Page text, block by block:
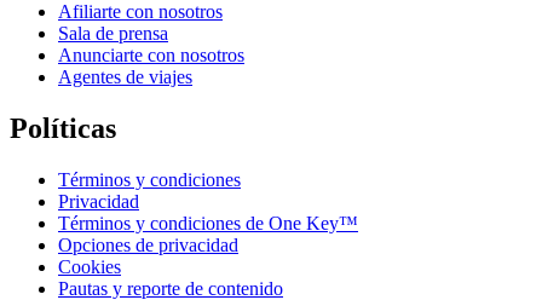
Afiliarte con nosotros
Sala de prensa
Anunciarte con nosotros
Agentes de viajes
Políticas
Términos y condiciones
Privacidad
Términos y condiciones de One Key™
Opciones de privacidad
Cookies
Pautas y reporte de contenido